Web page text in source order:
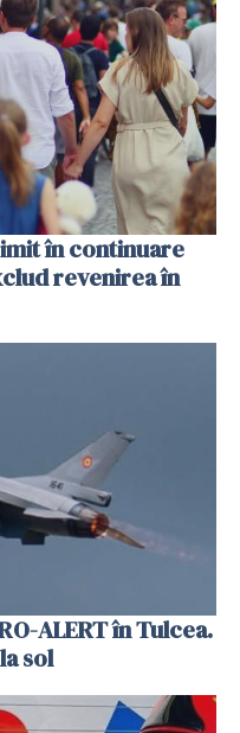
în continuare
revenirea în
ALERT în Tulcea.
sol